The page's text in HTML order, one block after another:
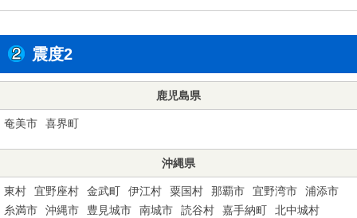
震度2
鹿児島県
奄美市 喜界町
沖縄県
東村 宜野座村 金武町 伊江村 粟国村 那覇市 宜野湾市
浦添市
糸満市
沖縄市 豊見城市 南城市 読谷村 嘉手納町
北中城村